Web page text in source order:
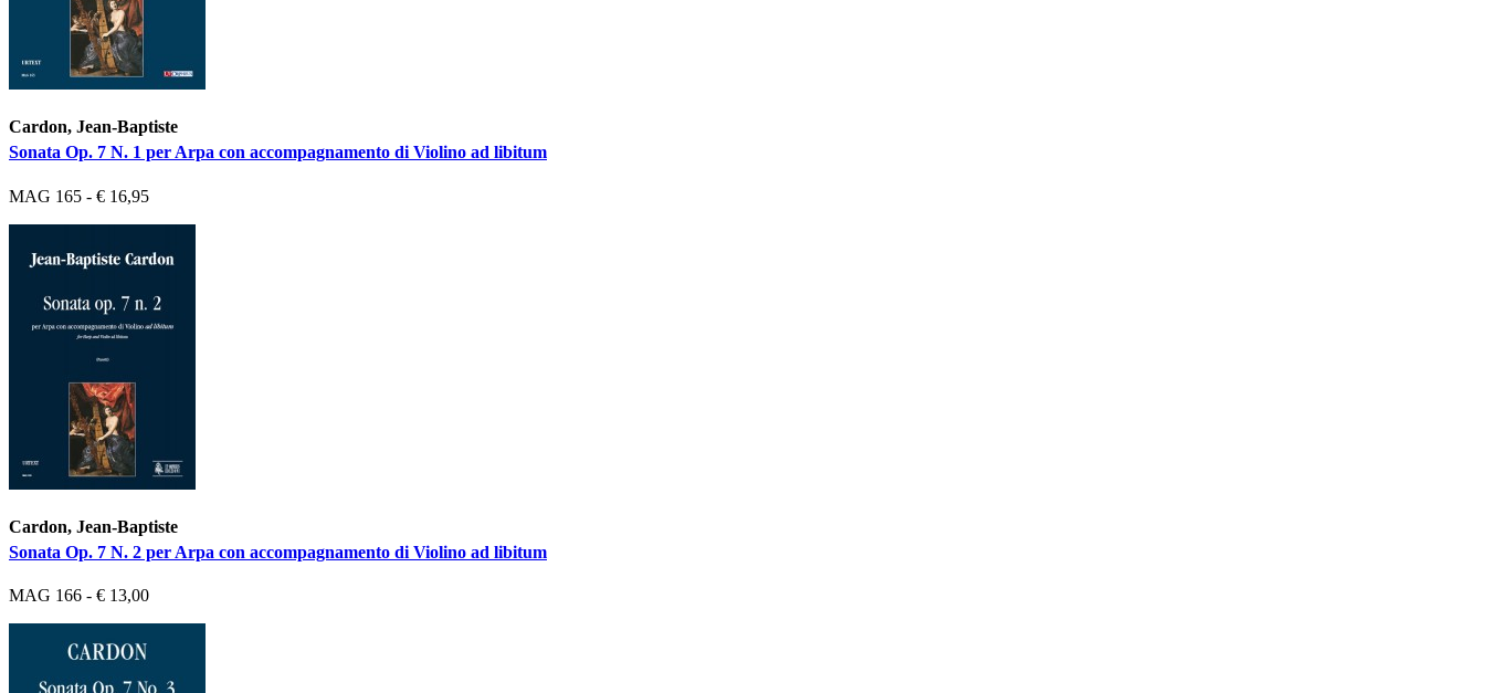
Cardon, Jean-Baptiste
Sonata Op. 7 N. 1 per Arpa con accompagnamento di Violino ad libitum
MAG 165 - € 16,95
Cardon, Jean-Baptiste
Sonata Op. 7 N. 2 per Arpa con accompagnamento di Violino ad libitum
MAG 166 - € 13,00